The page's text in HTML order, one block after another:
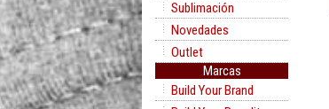
Sublimación
Novedades
Outlet
Marcas
Build Your Brand